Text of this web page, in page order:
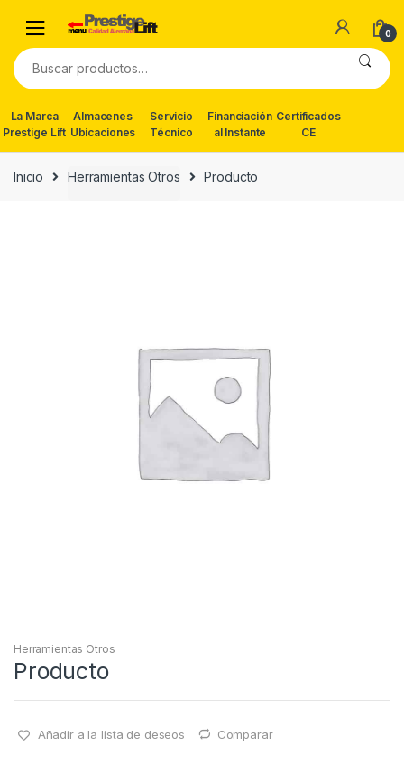
navigation
content
0
Buscar
por:
La Marca
Prestige Lift
Almacenes
Ubicaciones
Servicio
Técnico
Financiación
al Instante
Certificados
CE
Inicio Herramientas Otros Producto
Herramientas Otros
Producto
Añadir a la lista de deseos Comparar